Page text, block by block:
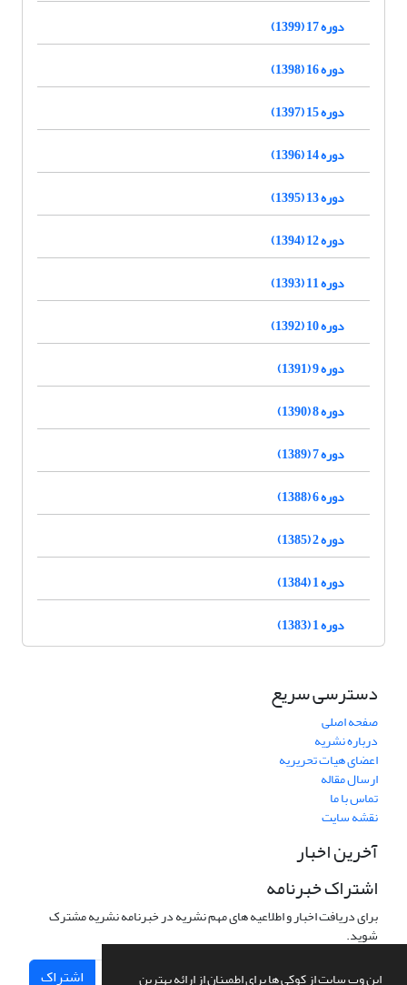
این وب سایت از کوکی ها برای اطمینان از ارائه بهترین
دوره 17 (1399)
دوره 16 (1398)
دوره 15 (1397)
دوره 14 (1396)
دوره 13 (1395)
دوره 12 (1394)
دوره 11 (1393)
دوره 10 (1392)
دوره 9 (1391)
دوره 8 (1390)
دوره 7 (1389)
دوره 6 (1388)
دوره 2 (1385)
دوره 1 (1384)
دوره 1 (1383)
دسترسی سریع
صفحه اصلی
درباره نشریه
اعضای هیات تحریریه
ارسال مقاله
تماس با ما
نقشه سایت
آخرین اخبار
اشتراک خبرنامه
برای دریافت اخبار و اطلاعیه های مهم نشریه در خبرنامه نشریه مشترک
شوید.
اشتراک